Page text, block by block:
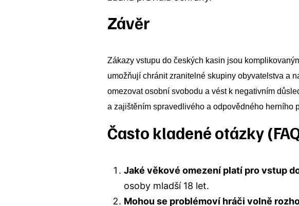
Závěr
Zákazy vstupu do českých kasin jsou
umožňují chránit zranitelné skupiny obyvatelstva a
omezovat osobní svobodu a vést k negativním
a zajištěním spravedlivého a odpovědného herního
Často kladené otázky
Jaké věkové omezení platí pro vstup
osoby mladší 18 let.
Mohou se problémoví hráči volně